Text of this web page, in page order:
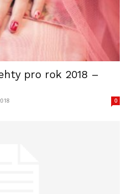
pro rok 2018 –
0